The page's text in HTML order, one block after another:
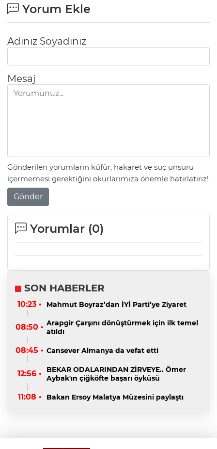
Yorum Ekle
Adınız Soyadınız
Mesaj
Gönderilen yorumların küfür, hakaret ve suç unsuru
içermemesi gerektiğini okurlarımıza önemle hatırlatırız!
Gönder
Yorumlar (0)
SON HABERLER
10:23 • Mahmut Boyraz’dan İYİ Parti’ye Ziyaret
08:50 • Arapgir Çarşını dönüştürmek için ilk temel
atıldı
08:45 • Cansever Almanya da vefat etti
12:56 •
BEKAR ODALARINDAN ZİRVEYE.. Ömer
Aybak'ın çiğköfte başarı öyküsü
11:08 • Bakan Ersoy Malatya Müzesini paylaştı